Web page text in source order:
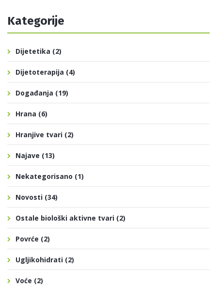
Kategorije
Dijetetika (2)
Dijetoterapija (4)
Događanja (19)
Hrana (6)
Hranjive tvari (2)
Najave (13)
Nekategorisano (1)
Novosti (34)
Ostale biološki aktivne tvari (2)
Povrće (2)
Ugljikohidrati (2)
Voće (2)